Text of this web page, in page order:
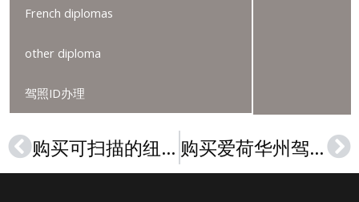
French diplomas
other diploma
驾照ID办理
Prev 购买可扫描的纽约州驾驶证，办理纽约驾驶证，加急定制NY ID 购买爱荷华州驾照，办理爱荷华州驾照，加急定制可扫描的爱荷华州ID